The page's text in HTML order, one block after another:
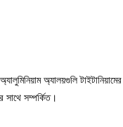
অ্যালয়গুলি
সাথে সম্পর্কিত।